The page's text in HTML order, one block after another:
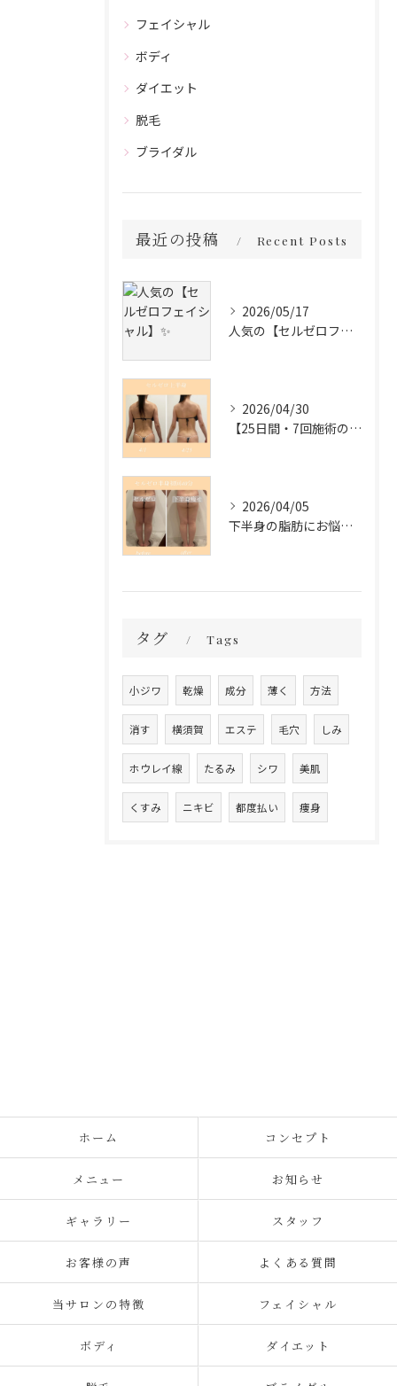
フェイシャル
ボディ
ダイエット
脱毛
ブライダル
最近の投稿 Recent Posts
2026/05/17
人気の【セルゼロフェイシャル】✨
2026/04/30
【25日間・7回施術の変化✨】
2026/04/05
下半身の脂肪にお悩みの方必見❣️
タグ Tags
小ジワ 乾燥 成分 薄く 方法
消す 横須賀 エステ 毛穴 しみ
ホウレイ線 たるみ シワ 美肌
くすみ ニキビ 都度払い 痩身
ホーム コンセプト
メニュー お知らせ
ギャラリー スタッフ
お客様の声 よくある質問
当サロンの特徴 フェイシャル
ボディ ダイエット